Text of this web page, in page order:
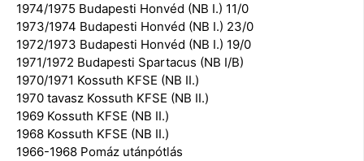
1974/1975 Budapesti Honvéd (NB I.) 11/0
1973/1974 Budapesti Honvéd (NB I.) 23/0
1972/1973 Budapesti Honvéd (NB I.) 19/0
1971/1972 Budapesti Spartacus (NB I/B)
1970/1971 Kossuth KFSE (NB II.)
1970 tavasz Kossuth KFSE (NB II.)
1969 Kossuth KFSE (NB II.)
1968 Kossuth KFSE (NB II.)
1966-1968 Pomáz utánpótlás